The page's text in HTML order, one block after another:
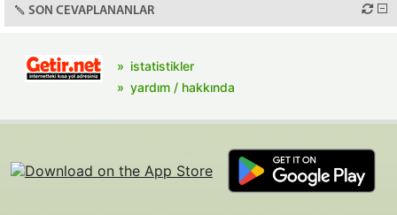
SON CEVAPLANANLAR
istatistikler
yardım / hakkında